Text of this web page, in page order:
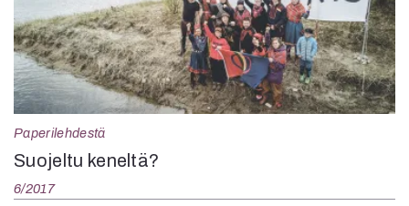
Paperilehdestä
Suojeltu keneltä?
6/2017